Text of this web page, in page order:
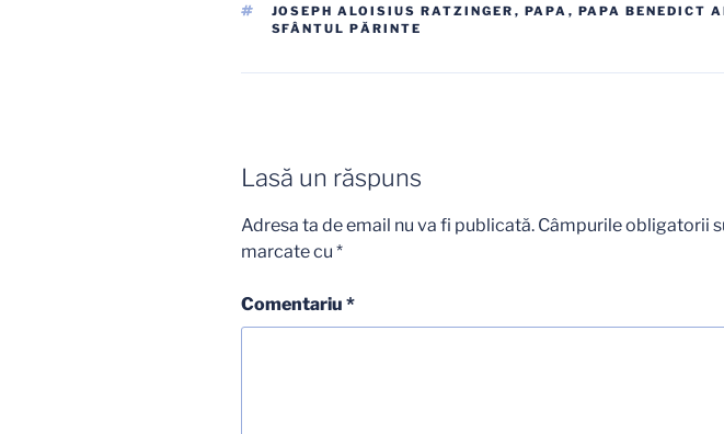
ETICHETE
JOSEPH ALOISIUS RATZINGER , PAPA , PAPA BENEDICT
SFÂNTUL PĂRINTE
Lasă un răspuns
Adresa ta de email nu va fi publicată. Câmpurile obligatorii
marcate cu *
Comentariu *